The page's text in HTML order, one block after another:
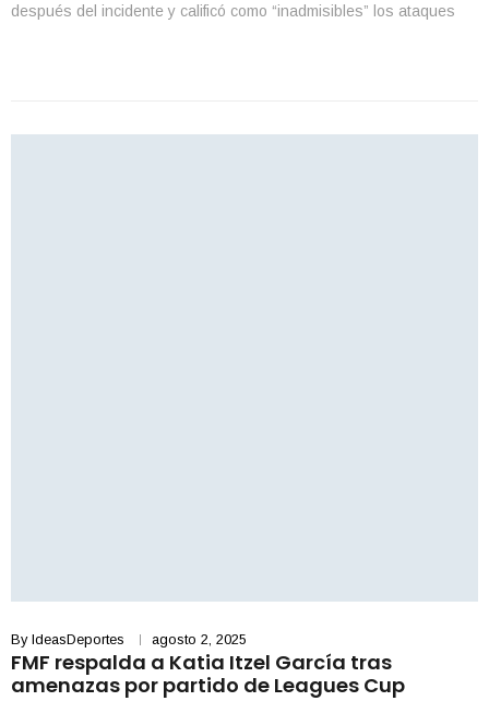
después del incidente y calificó como “inadmisibles” los ataques
By IdeasDeportes agosto 2, 2025
FMF respalda a Katia Itzel García tras
amenazas por partido de Leagues Cup